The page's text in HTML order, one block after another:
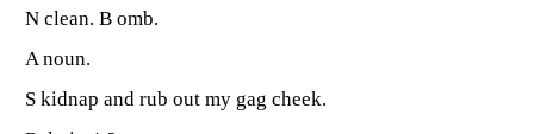
N clean. B omb.
A noun.
S kidnap and rub out my gag cheek.